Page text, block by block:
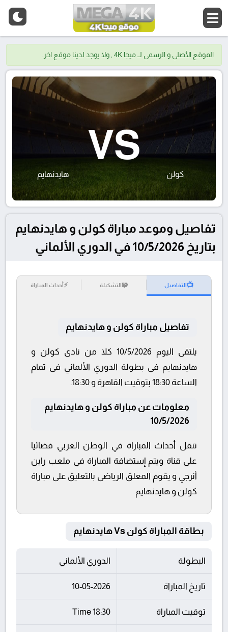
الموقع الأصلي و الرسمي لــ ميجا 4K , ولا يوجد لدينا موقع اخر.
كولن
VS
هايدنهايم
تفاصيل وموعد مباراة كولن و هايدنهايم
بتاريخ 10/5/2026 في الدوري الألماني
📺التفاصيل 🧩التشكيلة ⚡أحداث المباراة
تفاصيل مباراة كولن و هايدنهايم
يلتقى اليوم 10/5/2026 كلا من نادى كولن و
هايدنهايم فى بطولة الدوري الألماني فى تمام
الساعة 18:30 بتوقيت القاهرة و 18:30.
معلومات عن مباراة كولن و هايدنهايم
10/5/2026
تنقل أحداث المباراة في الوطن العربي فضائيا
على قناة ويتم إستضافة المباراة في ملعب راين
أنرجي و يقوم المعلق الرياضى بالتعليق على مباراة
كولن و هايدنهايم
بطاقة المباراة كولن Vs هايدنهايم
البطولة الدوري الألماني
تاريخ المباراة 10-05-2026
توقيت المباراة 18:30 Time